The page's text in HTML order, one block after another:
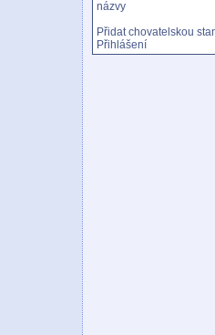
názvy
Přidat chovatelskou
Přihlášení